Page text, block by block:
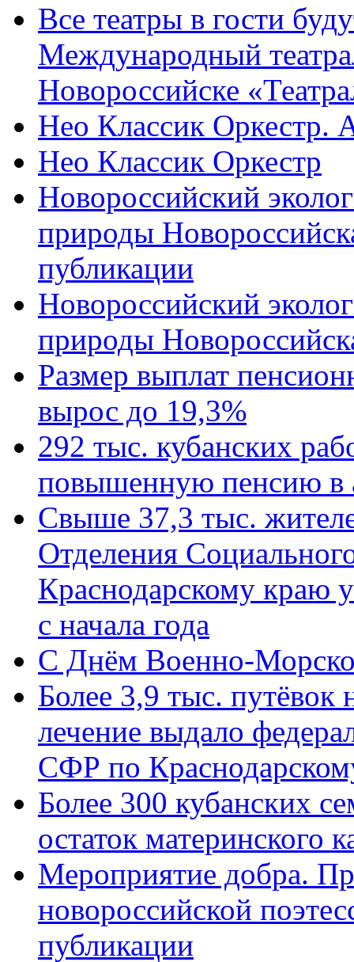
Все театры в гости
Международный
Новороссийске
Нео Классик Оркестр.
Нео Классик Оркестр
Новороссийский
природы
публикации
Новороссийский
природы
Размер выплат
вырос до 19,3%
292 тыс. кубанских
повышенную пенсию в
Свыше 37,3 тыс.
Отделения
Краснодарскому краю
с начала года
C Днём Военно-
Более 3,9 тыс. путёвок
лечение выдало
СФР по
Более 300 кубанских
остаток материнского
Мероприятие добра.
новороссийской
публикации